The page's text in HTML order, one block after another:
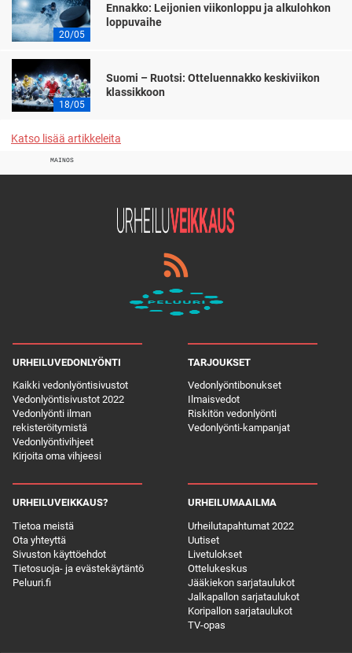
20/05
Ennakko: Leijonien viikonloppu ja alkulohkon
loppuvaihe
18/05
Suomi – Ruotsi: Otteluennakko keskiviikon
klassikkoon
Katso lisää artikkeleita
MAINOS
URHEILUVEDONLYÖNTI
Kaikki vedonlyöntisivustot
Vedonlyöntisivustot 2022
Vedonlyönti ilman
rekisteröitymistä
Vedonlyöntivihjeet
Kirjoita oma vihjeesi
TARJOUKSET
Vedonlyöntibonukset
Ilmaisvedot
Riskitön vedonlyönti
Vedonlyönti-kampanjat
URHEILUVEIKKAUS?
Tietoa meistä
Ota yhteyttä
Sivuston käyttöehdot
Tietosuoja- ja evästekäytäntö
Peluuri.fi
URHEILUMAAILMA
Urheilutapahtumat 2022
Uutiset
Livetulokset
Ottelukeskus
Jääkiekon sarjataulukot
Jalkapallon sarjataulukot
Koripallon sarjataulukot
TV-opas